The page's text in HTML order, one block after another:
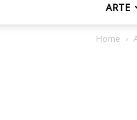
ARTE
Home